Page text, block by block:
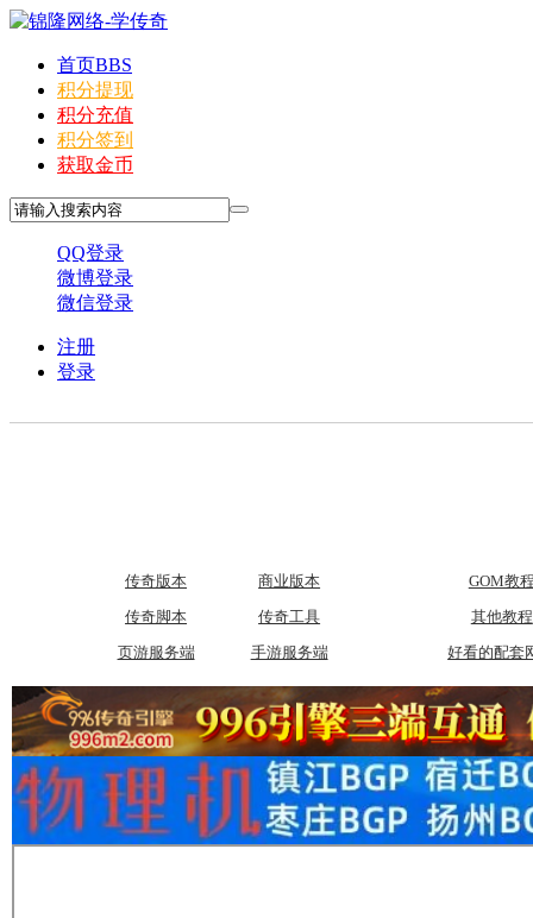
首页BBS
积分提现
积分充值
积分签到
获取金币
QQ登录
微博登录
微信登录
注册
登录
传奇版本
商业版本
传奇脚本
传奇工具
页游服务端
手游服务端
GOM教
其他教程
好看的配套